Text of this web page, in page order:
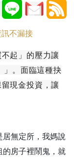
不漏接
起」的壓力讓
」。面臨這種抉
現金投資，讓
無定所，我媽說
房子裡鬧鬼，就